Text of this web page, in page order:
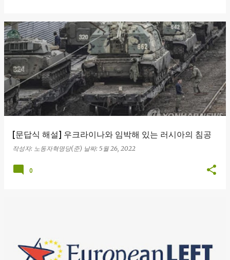
[문답식 해설] 우크라이나와 임박해 있는 러시아의 침공
작성자: 노동자혁명당(준) 날짜: 5월 26, 2022
0